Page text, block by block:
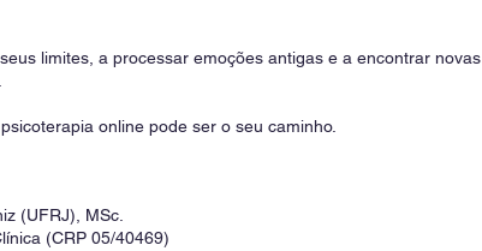
limites, a processar emoções antigas e a encontrar novas
online pode ser o seu caminho.
(UFRJ), MSc.
(CRP 05/40469)